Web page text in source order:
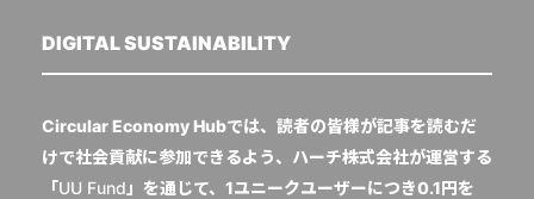
DIGITAL SUSTAINABILITY
Circular Economy Hubでは、読者の皆様が記事を読むだ
けで社会貢献に参加できるよう、ハーチ株式会社が運営する
「UU Fund 」を通じて、1ユニークユーザーにつき0.1円を